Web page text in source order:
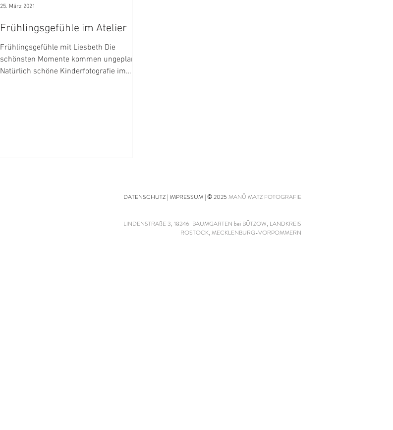
Frühlingsgefühle im Atelier
Frühlingsgefühle mit Liesbeth Die
schönsten Momente kommen ungeplant.
Natürlich schöne Kinderfotografie im
25. März 2021
DATENSCHUTZ | IMPRESSUM | © 2025 MANÜ MATZ FOTOGRAFIE
LINDENSTRAßE 3, 18246 BAUMGARTEN bei BÜTZOW, LANDKREIS
ROSTOCK, MECKLENBURG-VORPOMMERN